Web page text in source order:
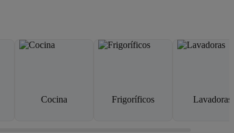
Cocina Frigoríficos Lavadoras